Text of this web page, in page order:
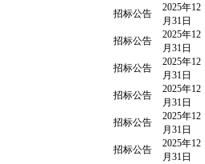
招标公告
2025年12
月31日
招标公告
2025年12
月31日
招标公告
2025年12
月31日
招标公告
2025年12
月31日
招标公告
2025年12
月31日
招标公告
2025年12
月31日